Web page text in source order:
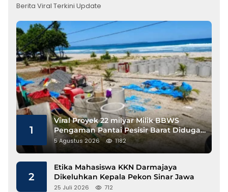
Berita Viral Terkini Update
1
Viral Proyek 22 milyar Milik BBWS
Pengaman Pantai Pesisir Barat Diduga
Gunakan Besi Banci
5 Agustus 2026 1182
2
Etika Mahasiswa KKN Darmajaya
Dikeluhkan Kepala Pekon Sinar Jawa
25 Juli 2026 712